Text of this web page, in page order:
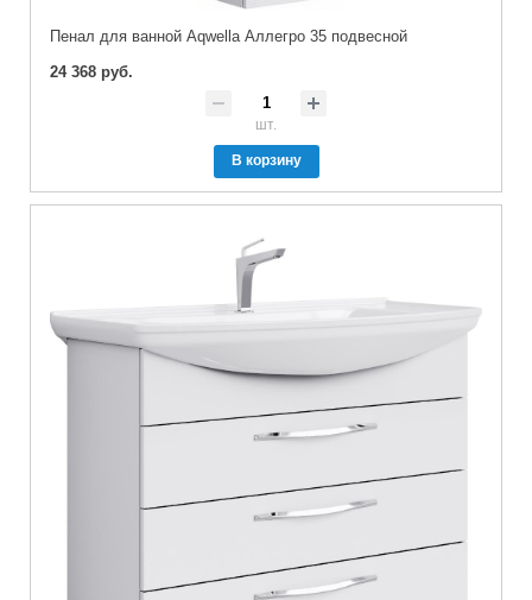
Пенал для ванной Aqwella Аллегро 35 подвесной
24 368 руб.
шт.
В корзину